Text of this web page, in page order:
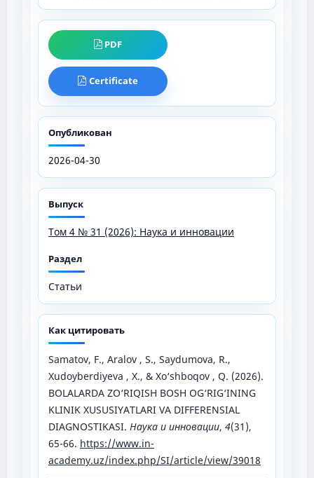
PDF
Certificate
Опубликован
2026-04-30
Выпуск
Том 4 № 31 (2026): Наука и инновации
Раздел
Статьи
Как цитировать
Samatov, F., Aralov , S., Saydumova, R.,
Xudoyberdiyeva , X., & Xo‘shboqov , Q. (2026).
BOLALARDA ZO‘RIQISH BOSH OG‘RIG‘INING
KLINIK XUSUSIYATLARI VA DIFFERENSIAL
DIAGNOSTIKASI. Наука и инновации, 4(31),
65-66. https://www.in-
academy.uz/index.php/SI/article/view/39018